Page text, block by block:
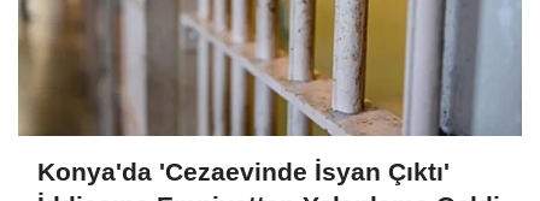
Konya'da 'Cezaevinde İsyan Çıktı'